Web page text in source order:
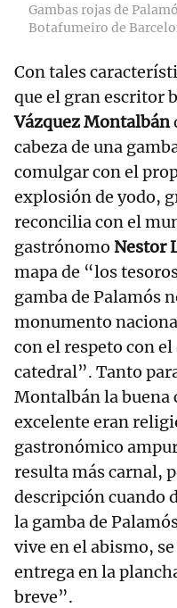
Gambas rojas de
Botafumeiro de
Con tales
que el gran escritor
Vázquez Montalbán
cabeza de una
comulgar con el
explosión de yodo,
reconcilia con el
gastrónomo Nestor
mapa de “los
gamba de Palamós
monumento
con el respeto con
catedral”. Tanto
Montalbán la buena
excelente eran
gastronómico
resulta más carnal,
descripción cuando
la gamba de
vive en el abismo,
entrega en la
breve”.